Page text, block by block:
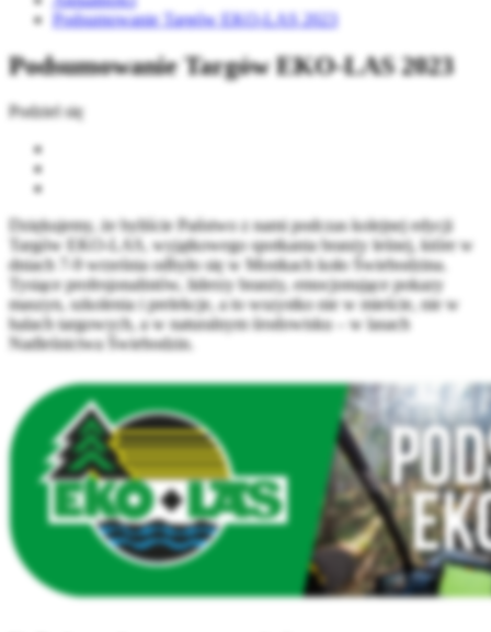
Podsumowanie Targów EKO-LAS 2023
Podsumowanie Targów EKO-LAS 2023
Podziel się
Dziękujemy, że byliście Państwo z nami podczas kolejnej edycji
Targów EKO-LAS, wyjątkowego spotkania branży leśnej, które w
dniach 7-9 września odbyło się w Mostkach koło Świebodzina.
Tysiące profesjonalistów, liderzy branży, emocjonujące pokazy
maszyn, szkolenia i prelekcje, a to wszystko nie w mieście, nie w
halach targowych, a w naturalnym środowisku – w lasach
Nadleśnictwa Świebodzin.